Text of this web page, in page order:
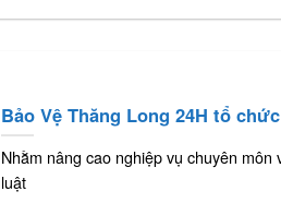
Bảo Vệ Thăng Long 24H tổ
Nhằm nâng cao nghiệp vụ chuyên
luật